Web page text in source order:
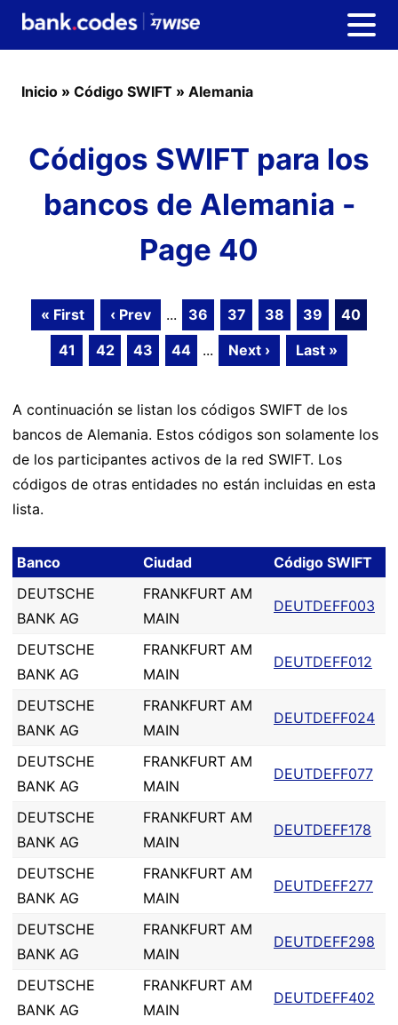
Inicio » Código SWIFT » Alemania
Códigos SWIFT para los
bancos de Alemania -
Page 40
« First ‹ Prev ... 36 37 38 39
40
41
42 43 44 ... Next › Last »
A continuación se listan los códigos SWIFT de los
bancos de Alemania. Estos códigos son solamente los
de los participantes activos de la red SWIFT. Los
códigos de otras entidades no están incluidas en esta
lista.
Banco Ciudad
Código SWIFT
DEUTSCHE
BANK AG
FRANKFURT AM
MAIN
DEUTDEFF003
DEUTSCHE
BANK AG
FRANKFURT AM
MAIN
DEUTDEFF012
DEUTSCHE
BANK AG
FRANKFURT AM
MAIN
DEUTDEFF024
DEUTSCHE
BANK AG
FRANKFURT AM
MAIN
DEUTDEFF077
DEUTSCHE
BANK AG
FRANKFURT AM
MAIN
DEUTDEFF178
DEUTSCHE
BANK AG
FRANKFURT AM
MAIN
DEUTDEFF277
DEUTSCHE
BANK AG
FRANKFURT AM
MAIN
DEUTDEFF298
DEUTSCHE
BANK AG
FRANKFURT AM
MAIN
DEUTDEFF402